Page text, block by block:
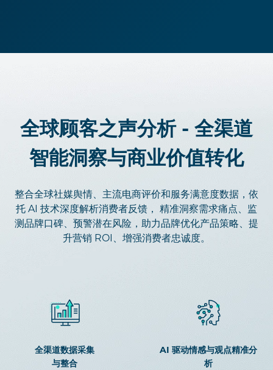
全球顾客之声分析 - 全渠道
智能洞察与商业价值转化
整合全球社媒舆情、主流电商评价和服务满意度数据，依
托 AI 技术深度解析消费者反馈， 精准洞察需求痛点、监
测品牌口碑、预警潜在风险，助力品牌优化产品策略、提
升营销 ROI、增强消费者忠诚度。
全渠道数据采集
与整合
AI 驱动情感与观点精准分
析